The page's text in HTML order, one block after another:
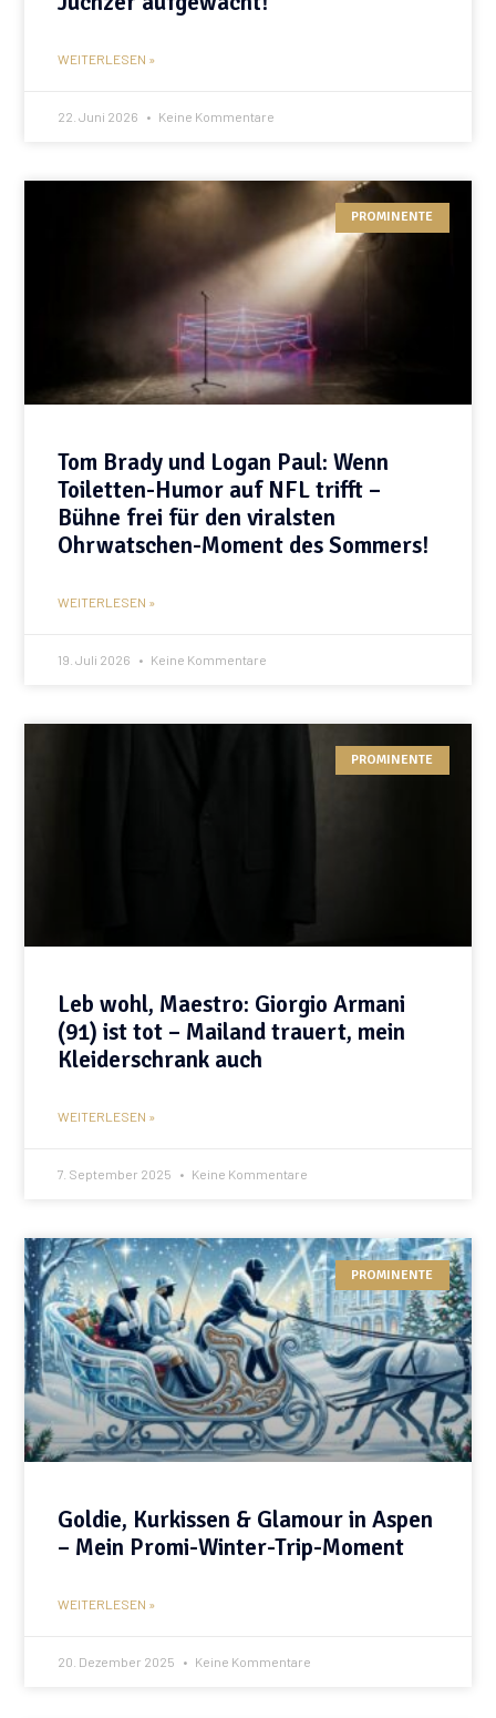
WEITERLESEN »
22. Juni 2026 Keine Kommentare
PROMINENTE
Tom Brady und Logan Paul: Wenn
Toiletten-Humor auf NFL trifft –
Bühne frei für den viralsten
Ohrwatschen-Moment des Sommers!
WEITERLESEN »
19. Juli 2026 Keine Kommentare
PROMINENTE
Leb wohl, Maestro: Giorgio Armani
(91) ist tot – Mailand trauert, mein
Kleiderschrank auch
WEITERLESEN »
7. September 2025 Keine Kommentare
PROMINENTE
Goldie, Kurkissen & Glamour in Aspen
– Mein Promi-Winter-Trip-Moment
WEITERLESEN »
20. Dezember 2025 Keine Kommentare